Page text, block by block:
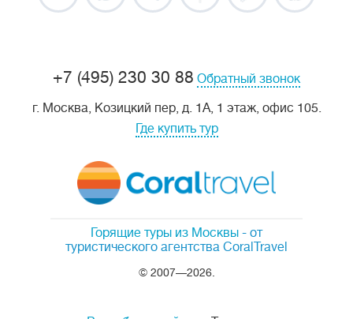
Горящие туры из Москвы - от
туристического агентства CoralTravel
© 2007—2026.
+7 (495) 230 30 88 Обратный звонок
г. Москва, Козицкий пер, д. 1А, 1 этаж, офис 105.
Где купить тур